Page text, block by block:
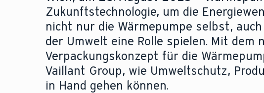
Zukunftstechnologie, um die
nicht nur die Wärmepumpe selbst,
der Umwelt eine Rolle spielen. Mit dem
Verpackungskonzept für die
Vaillant Group, wie Umweltschutz,
in Hand gehen können.